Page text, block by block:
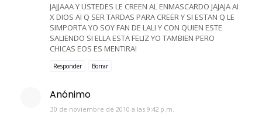
JAJJAAA Y USTEDES LE CREEN AL ENMASCARDO JAJAJA AI
X DIOS AI Q SER TARDAS PARA CREER Y SI ESTAN Q LE
SIMPORTA YO SOY FAN DE LALI Y CON QUIEN ESTE
SALIENDO SI ELLA ESTA FELIZ YO TAMBIEN PERO
CHICAS EOS ES MENTIRA!
Responder Borrar
Anónimo
30 de noviembre de 2010 a las 9:42 p.m.